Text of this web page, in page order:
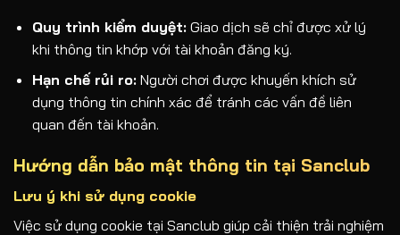
Quy trình kiểm duyệt:Giao dịch sẽ chỉ được xử lý
khi thông tin khớp với tài khoản đăng ký.
Hạn chế rủi ro:Người chơi được khuyến khích sử
dụng thông tin chính xác để tránh các vấn đề liên
quan đến tài khoản.
Hướng dẫn bảo mật thông tin tại Sanclub
Lưu ý khi sử dụng cookie
Việc sử dụng cookie tại Sanclub giúp cải thiện trải nghiệm